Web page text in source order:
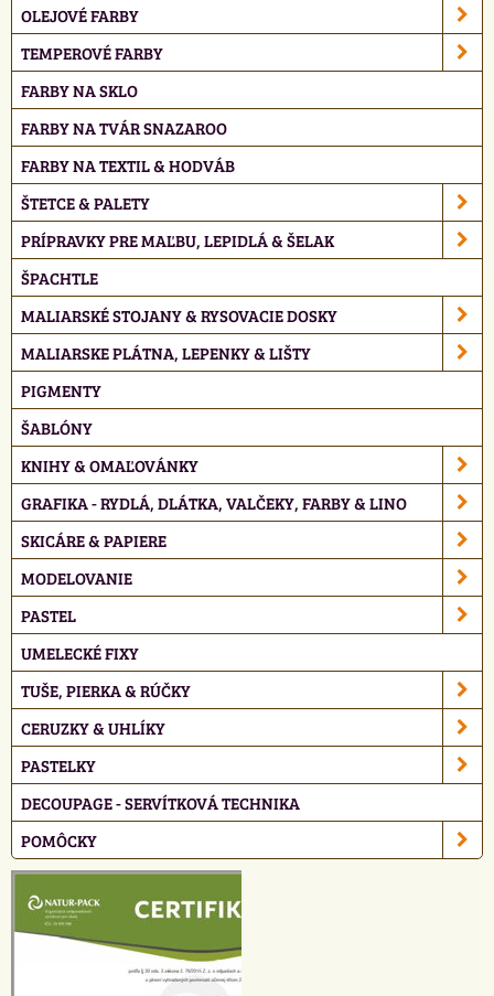
OLEJOVÉ FARBY
TEMPEROVÉ FARBY
FARBY NA SKLO
FARBY NA TVÁR SNAZAROO
FARBY NA TEXTIL & HODVÁB
ŠTETCE & PALETY
PRÍPRAVKY PRE MAĽBU, LEPIDLÁ & ŠELAK
ŠPACHTLE
MALIARSKÉ STOJANY & RYSOVACIE DOSKY
MALIARSKE PLÁTNA, LEPENKY & LIŠTY
PIGMENTY
ŠABLÓNY
KNIHY & OMAĽOVÁNKY
GRAFIKA - RYDLÁ, DLÁTKA, VALČEKY, FARBY & LINO
SKICÁRE & PAPIERE
MODELOVANIE
PASTEL
UMELECKÉ FIXY
TUŠE, PIERKA & RÚČKY
CERUZKY & UHLÍKY
PASTELKY
DECOUPAGE - SERVÍTKOVÁ TECHNIKA
POMÔCKY